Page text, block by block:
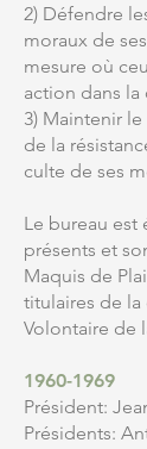
2) Défendre
moraux de
mesure où
action dans
3) Maintenir
de la
culte de ses
Le bureau est
présents et
Maquis de
titulaires de
Volontaire de
1960-1969
Président:
Présidents: